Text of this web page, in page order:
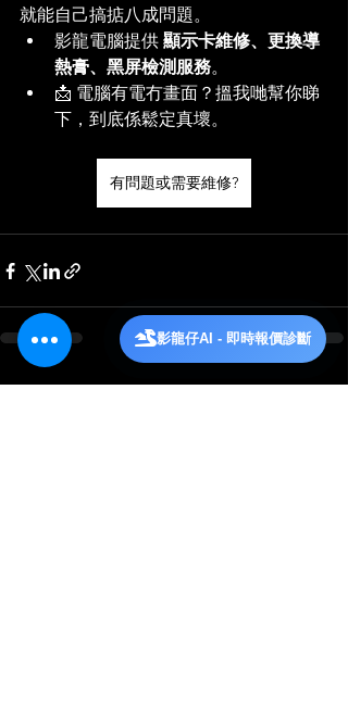
就能自己搞掂八成問題。
影龍電腦提供 顯示卡維修、更換導
熱膏、黑屏檢測服務。
📩 電腦有電冇畫面？搵我哋幫你睇
下，到底係鬆定真壞。
有問題或需要維修?
影龍仔AI - 即時報價診斷